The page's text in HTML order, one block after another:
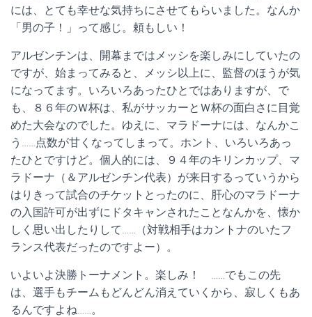
には、とても幸せな気持ちにさせてもらいました。なんか
「男の子！」って感じ。頼もしい！
アルゼンチンは、開幕まではメッシを楽しみにしていたの
ですが、始まってみると、メッシ以上に、監督のほうが気
になってます。いろいろあったひとではありますが、で
も、８６年のＷ杯は、私がサッカーとＷ杯の面白さに目覚
めた大会なのでした。ゆえに、マラドーナには、なんかこ
う……点数が甘くなってしまって。ホント、いろいろあっ
たひとですけど。個人的には、９４年のキリンカップ、マ
ラドーナ（＆アルゼンチン代表）が来日するっていうから
はりきって試合のチケットとったのに、肝心のマラドーナ
の入国許可が出ずにドタキャンされたことなんかを、懐か
しく思い出したりして……（対戦相手はカントナのいたフ
ランス代表だったのですよー）。
いよいよ決勝トーナメント。楽しみ！ ……でもこの先
は、選手もチームもどんどん消えていくから、寂しくもあ
るんですよね……。